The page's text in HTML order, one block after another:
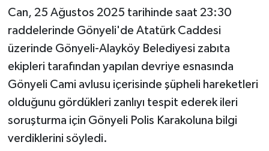
Can, 25 Ağustos 2025 tarihinde saat 23:30
raddelerinde Gönyeli'de Atatürk Caddesi
üzerinde Gönyeli-Alayköy Belediyesi zabıta
ekipleri tarafından yapılan devriye esnasında
Gönyeli Cami avlusu içerisinde şüpheli hareketleri
olduğunu gördükleri zanlıyı tespit ederek ileri
soruşturma için Gönyeli Polis Karakoluna bilgi
verdiklerini söyledi.